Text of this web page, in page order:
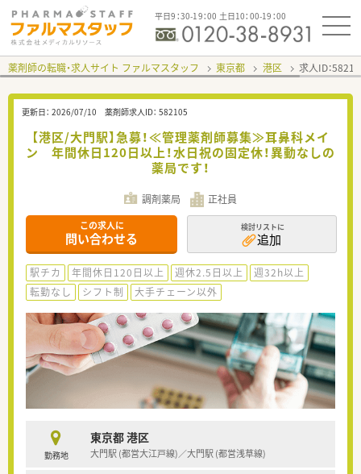
平日9：30-19：00 土日10：00-19：00
薬剤師の転職・求人サイト ファルマスタッフ 東京都 港区 求人ID：
更新日： 2026/07/10 薬剤師求人ID： 582105
【港区/大門駅】急募！≪管理薬剤師募集≫耳鼻科メイ
ン 年間休日120日以上！水日祝の固定休！異動なしの
薬局です！
調剤薬局 正社員
この求人に
問い合わせる
検討リストに
追加
駅チカ 年間休日120日以上 週休2.5日以上
週32h以上
転勤なし
シフト制 大手チェーン以外
勤務地
東京都 港区
大門駅 (都営大江戸線)／大門駅 (都営浅草線)